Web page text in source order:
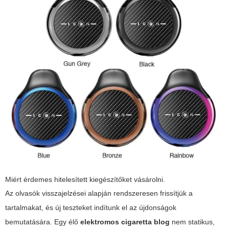
Miért érdemes hitelesített kiegészítőket vásárolni.
Az olvasók visszajelzései alapján rendszeresen frissítjük a
tartalmakat, és új teszteket indítunk el az újdonságok
bemutatására. Egy élő elektromos cigaretta blog nem statikus,